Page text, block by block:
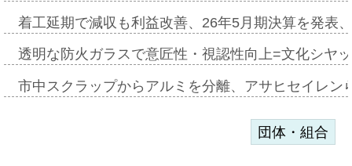
着工延期で減収も利益改善、26年5月期決算を発表
透明な防火ガラスで意匠性・視認性向上=文化シヤ
市中スクラップからアルミを分離、アサヒセイレ
団体・組合